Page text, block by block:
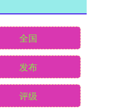
全国
发布
评级